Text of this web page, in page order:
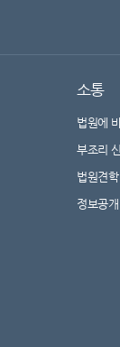
소통
법원에
부조리
법원견학
정보공개